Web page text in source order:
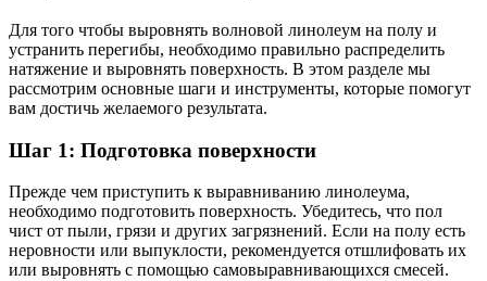
Для того чтобы выровнять волновой линолеум на полу и
устранить перегибы, необходимо правильно распределить
натяжение и выровнять поверхность. В этом разделе мы
рассмотрим основные шаги и инструменты, которые помогут
вам достичь желаемого результата.
Шаг 1: Подготовка поверхности
Прежде чем приступить к выравниванию линолеума,
необходимо подготовить поверхность. Убедитесь, что пол
чист от пыли, грязи и других загрязнений. Если на полу есть
неровности или выпуклости, рекомендуется отшлифовать их
или выровнять с помощью самовыравнивающихся смесей.